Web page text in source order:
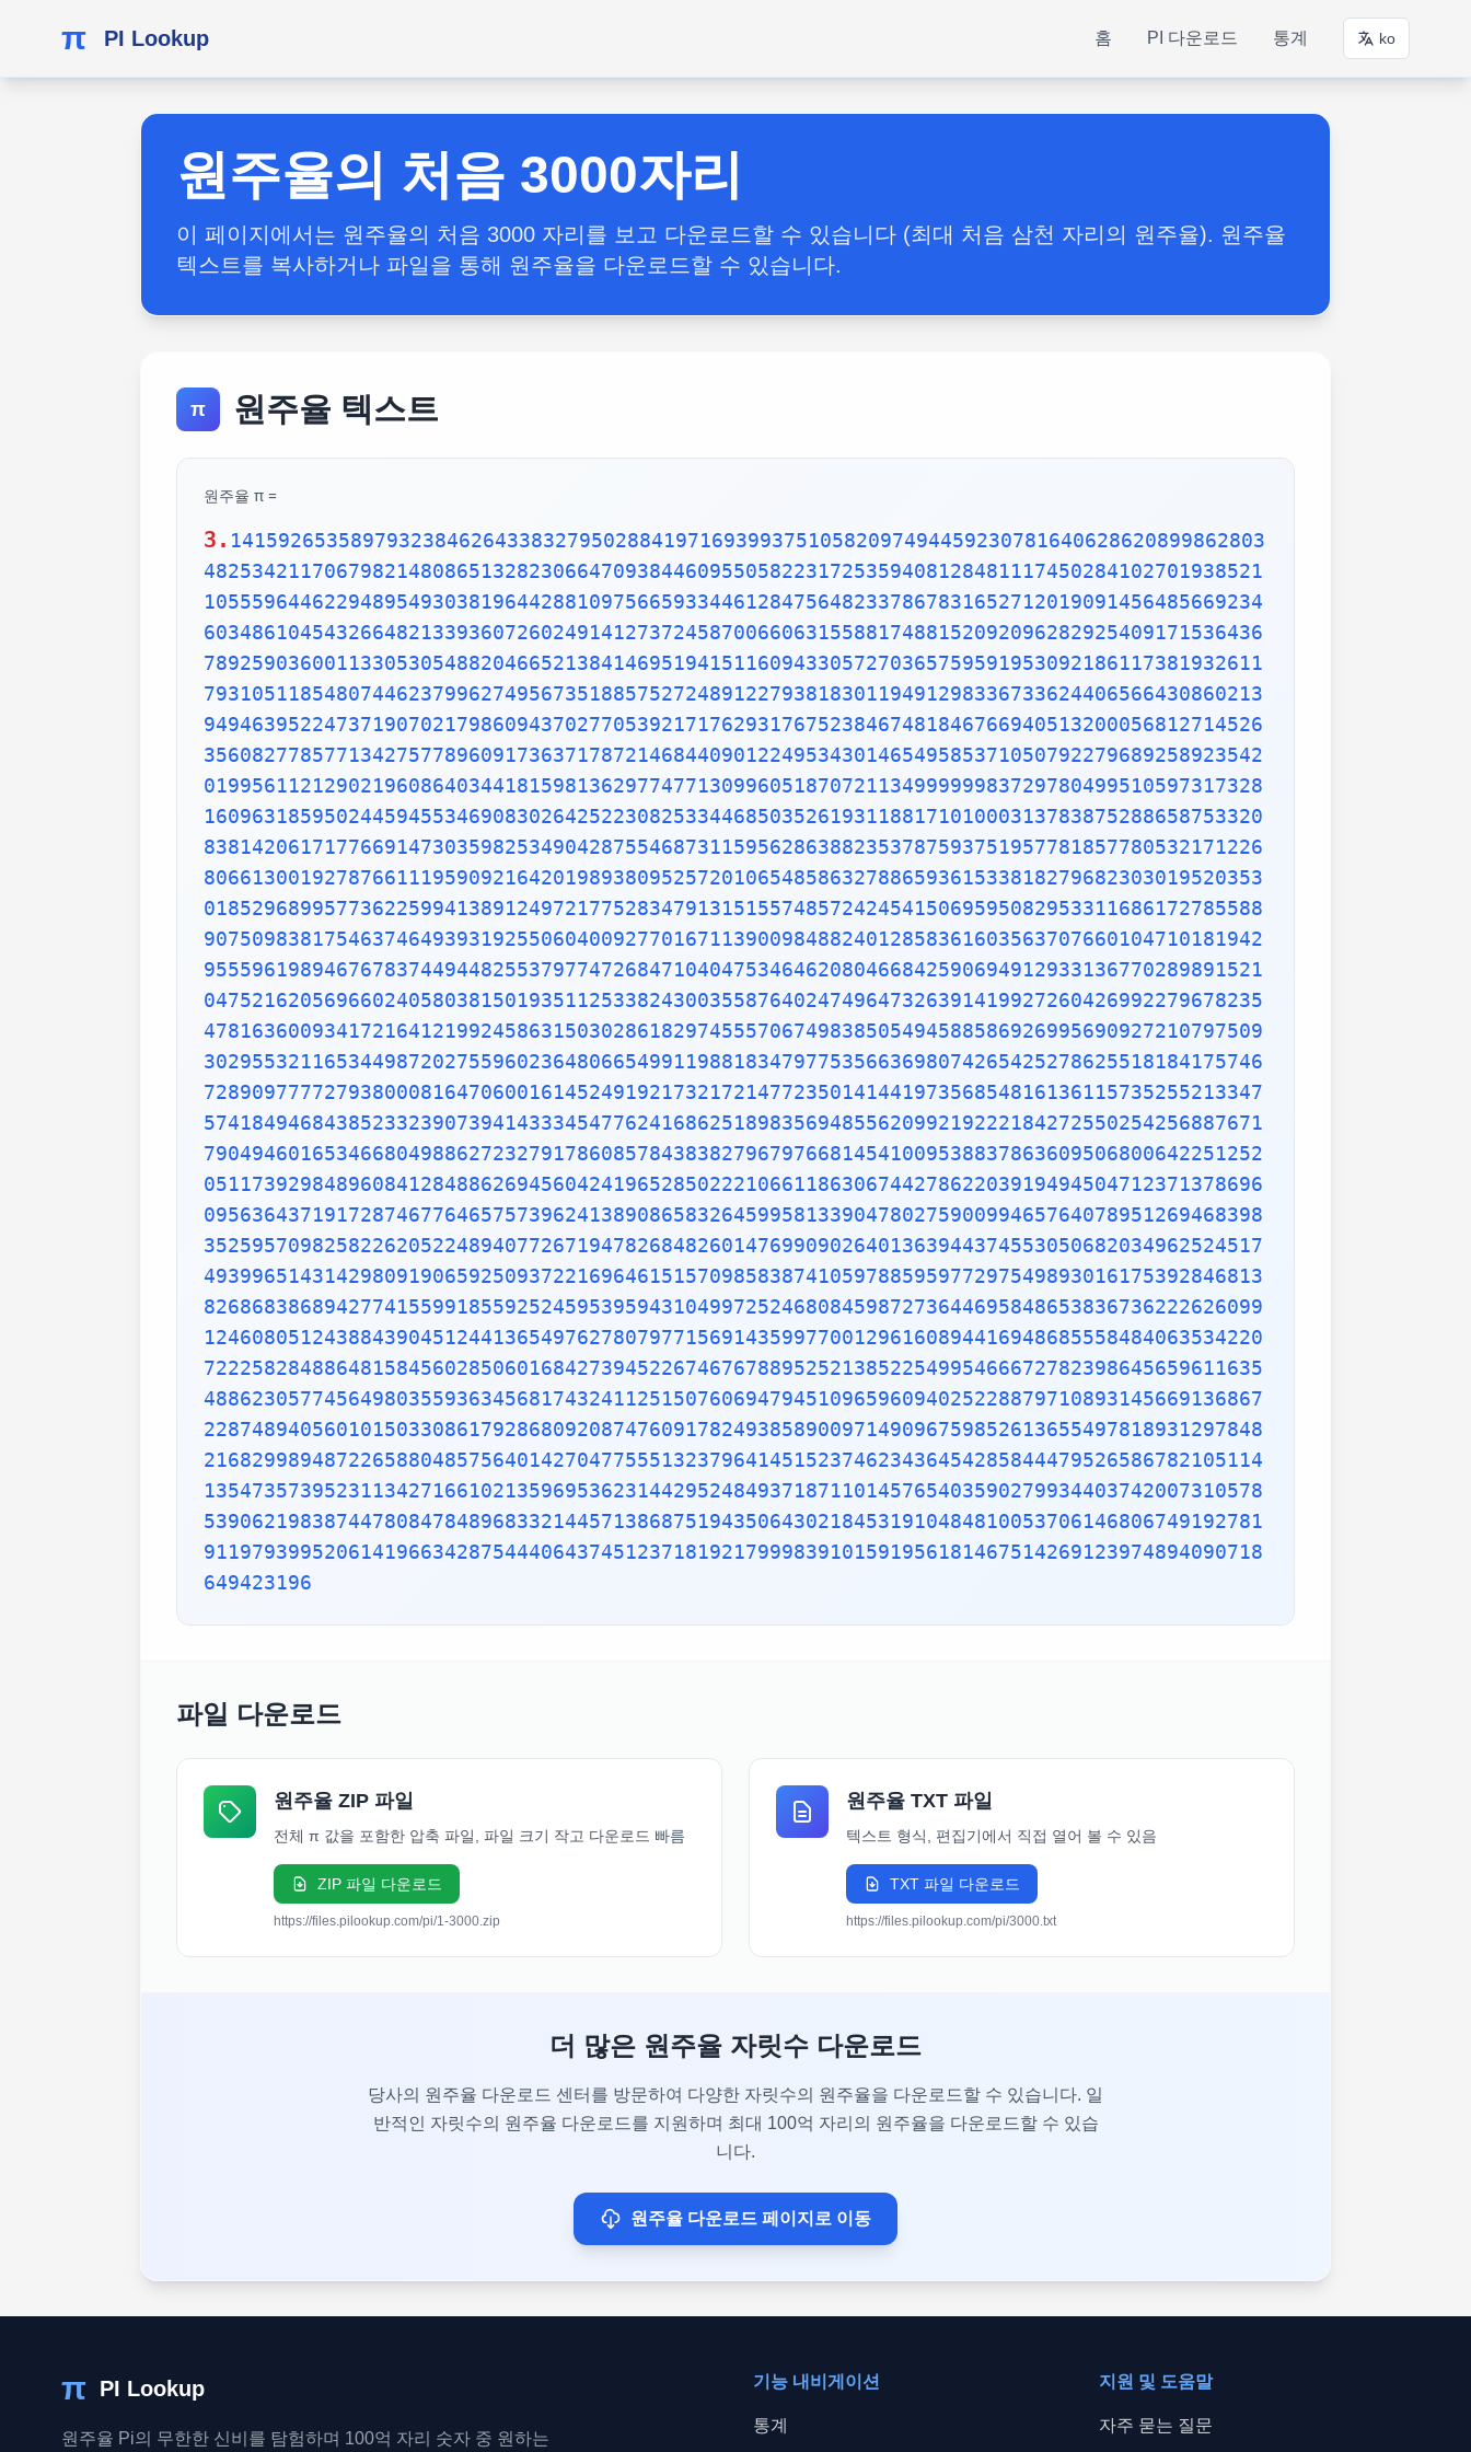
π PI Lookup 홈 PI 다운로드 통계 ko
원주율의 처음 3000자리
이 페이지에서는 원주율의 처음 3000 자리를 보고 다운로드할 수 있습니다 (최대 처음 삼천 자리의 원주율). 원주율
텍스트를 복사하거나 파일을 통해 원주율을 다운로드할 수 있습니다.
π 원주율 텍스트
원주율 π =
3. 14159265358979323846264338327950288419716939937510582097494459230781640628620899862803
4825342117067982148086513282306647093844609550582231725359408128481117450284102701938521
1055596446229489549303819644288109756659334461284756482337867831652712019091456485669234
6034861045432664821339360726024914127372458700660631558817488152092096282925409171536436
7892590360011330530548820466521384146951941511609433057270365759591953092186117381932611
7931051185480744623799627495673518857527248912279381830119491298336733624406566430860213
9494639522473719070217986094370277053921717629317675238467481846766940513200056812714526
3560827785771342757789609173637178721468440901224953430146549585371050792279689258923542
0199561121290219608640344181598136297747713099605187072113499999983729780499510597317328
1609631859502445945534690830264252230825334468503526193118817101000313783875288658753320
8381420617177669147303598253490428755468731159562863882353787593751957781857780532171226
8066130019278766111959092164201989380952572010654858632788659361533818279682303019520353
0185296899577362259941389124972177528347913151557485724245415069595082953311686172785588
9075098381754637464939319255060400927701671139009848824012858361603563707660104710181942
9555961989467678374494482553797747268471040475346462080466842590694912933136770289891521
0475216205696602405803815019351125338243003558764024749647326391419927260426992279678235
4781636009341721641219924586315030286182974555706749838505494588586926995690927210797509
3029553211653449872027559602364806654991198818347977535663698074265425278625518184175746
7289097777279380008164706001614524919217321721477235014144197356854816136115735255213347
5741849468438523323907394143334547762416862518983569485562099219222184272550254256887671
7904946016534668049886272327917860857843838279679766814541009538837863609506800642251252
0511739298489608412848862694560424196528502221066118630674427862203919494504712371378696
0956364371917287467764657573962413890865832645995813390478027590099465764078951269468398
3525957098258226205224894077267194782684826014769909026401363944374553050682034962524517
4939965143142980919065925093722169646151570985838741059788595977297549893016175392846813
8268683868942774155991855925245953959431049972524680845987273644695848653836736222626099
1246080512438843904512441365497627807977156914359977001296160894416948685558484063534220
7222582848864815845602850601684273945226746767889525213852254995466672782398645659611635
4886230577456498035593634568174324112515076069479451096596094025228879710893145669136867
2287489405601015033086179286809208747609178249385890097149096759852613655497818931297848
2168299894872265880485756401427047755513237964145152374623436454285844479526586782105114
1354735739523113427166102135969536231442952484937187110145765403590279934403742007310578
5390621983874478084784896833214457138687519435064302184531910484810053706146806749192781
9119793995206141966342875444064374512371819217999839101591956181467514269123974894090718
649423196
파일 다운로드
원주율 ZIP 파일
전체 π 값을 포함한 압축 파일, 파일 크기 작고 다운로드 빠름
ZIP 파일 다운로드
https://files.pilookup.com/pi/1-3000.zip
원주율 TXT 파일
텍스트 형식, 편집기에서 직접 열어 볼 수 있음
TXT 파일 다운로드
https://files.pilookup.com/pi/3000.txt
더 많은 원주율 자릿수 다운로드
당사의 원주율 다운로드 센터를 방문하여 다양한 자릿수의 원주율을 다운로드할 수 있습니다. 일
반적인 자릿수의 원주율 다운로드를 지원하며 최대 100억 자리의 원주율을 다운로드할 수 있습
니다.
원주율 다운로드 페이지로 이동
π PI Lookup
원주율 Pi의 무한한 신비를 탐험하며 100억 자리 숫자 중 원하는
기능 내비게이션
통계
지원 및 도움말
자주 묻는 질문